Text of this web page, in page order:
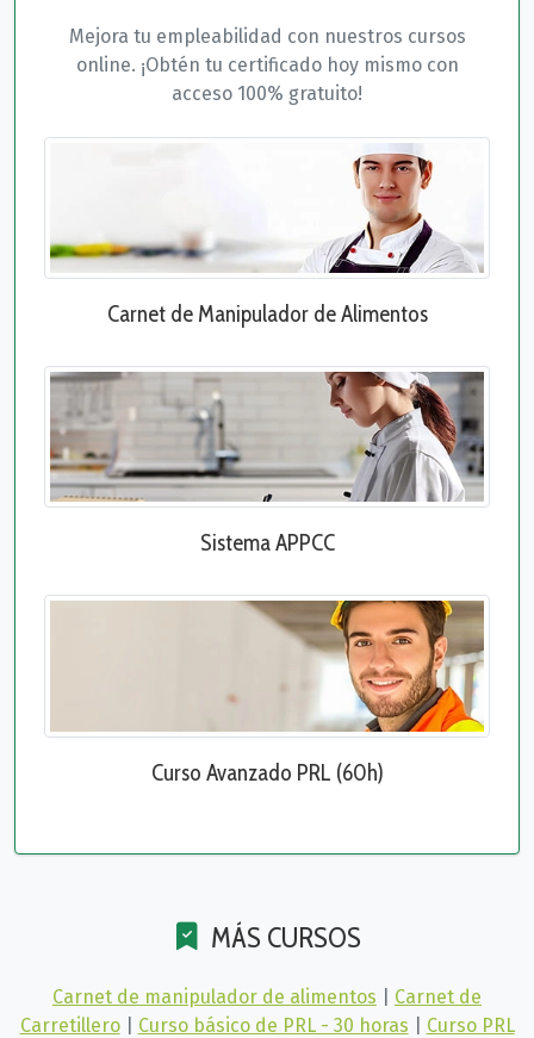
Mejora tu empleabilidad con nuestros cursos
online. ¡Obtén tu certificado hoy mismo con
acceso 100% gratuito!
Carnet de Manipulador de Alimentos
Sistema APPCC
Curso Avanzado PRL (60h)
MÁS CURSOS
Carnet de manipulador de alimentos
Carnet de
Carretillero
Curso básico de PRL - 30 horas
Curso PRL